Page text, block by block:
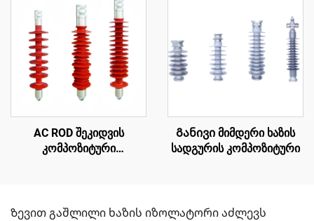
AC ROD შეკიდვის
კომპოზიტური
Განივი მიმდერი ხაზის
სადგურის კომპოზიტური
Ზევით გაშლილი ხაზის იზოლატორი აძლევს